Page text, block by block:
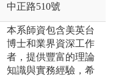
中正路510號
本系師資包含美英台
博士和業界資深工作
者，提供豐富的理論
知識與實務經驗，希